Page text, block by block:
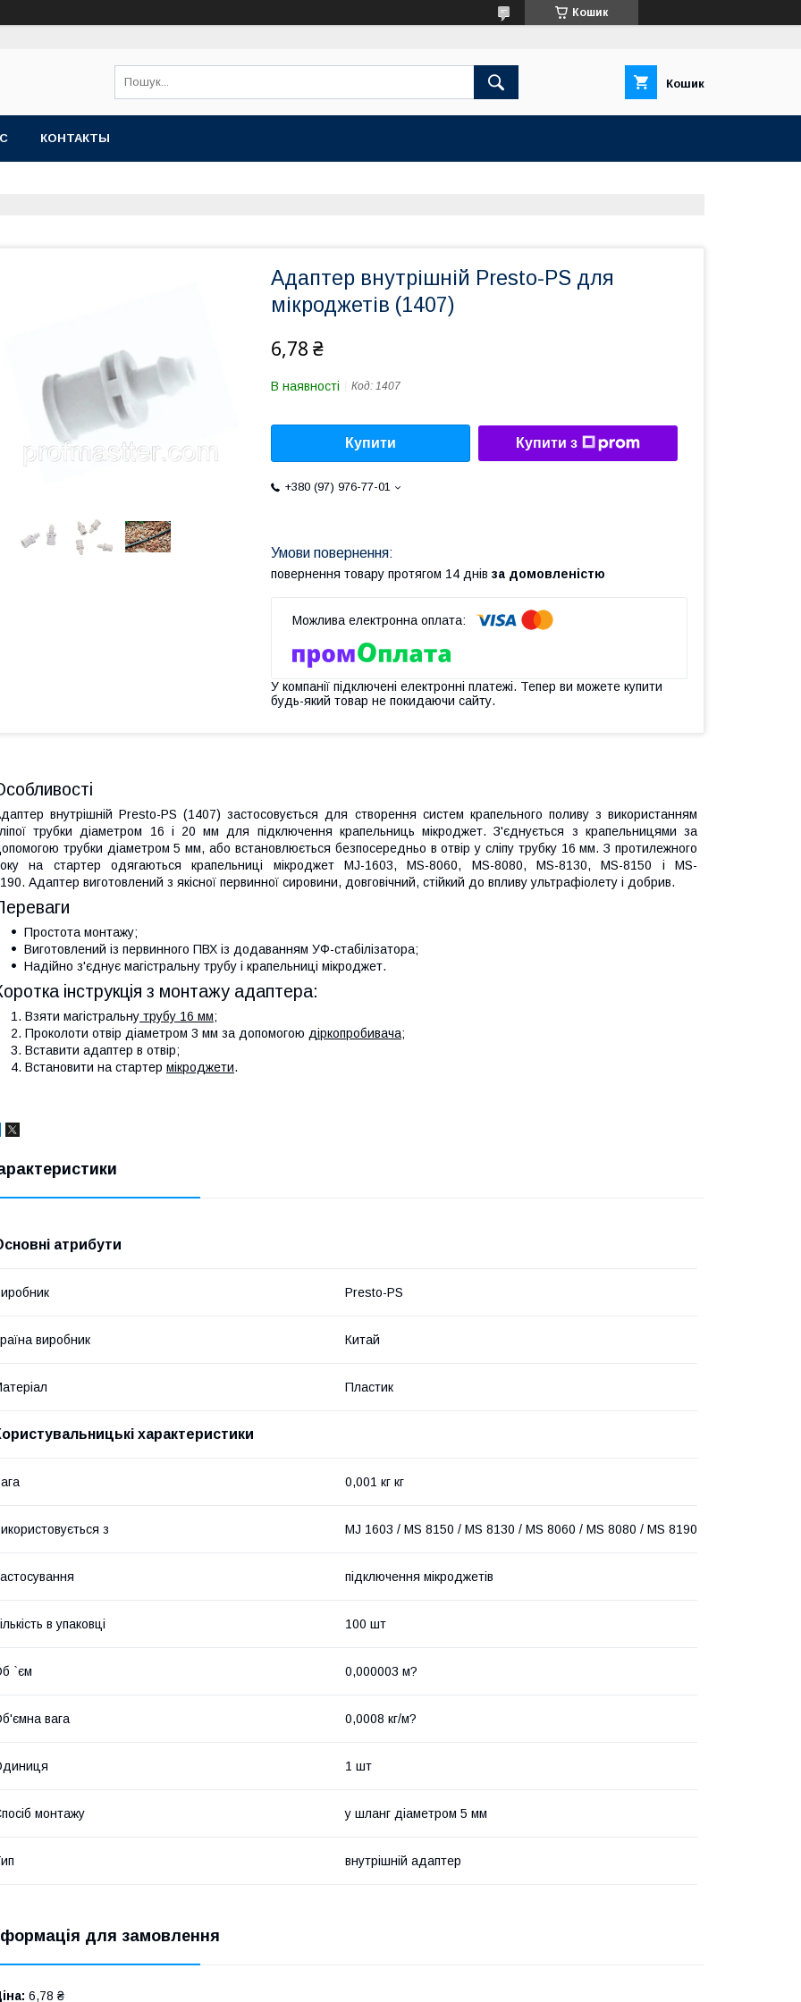
Кошик
Кошик
КОНТАКТЫ
Адаптер внутрішній Presto-PS для
мікроджетів (1407)
6,78 ₴
В наявності Код: 1407
Купити Купити з
+380 (97) 976-77-01
повернення товару протягом 14 днів за домовленістю
У компанії підключені електронні платежі. Тепер ви можете купити
будь-який товар не покидаючи сайту.
внутрішній Presto-PS (1407) застосовується для створення систем крапельного поливу з використанням
трубки діаметром 16 і 20 мм для підключення крапельниць мікроджет. З'єднується з крапельницями за
трубки діаметром 5 мм, або встановлюється безпосередньо в отвір у сліпу трубку 16 мм. З протилежного
на стартер одягаються крапельниці мікроджет MJ-1603, MS-8060, MS-8080, MS-8130, MS-8150 і MS-
Адаптер виготовлений з якісної первинної сировини, довговічний, стійкий до впливу ультрафіолету і добрив.
Простота монтажу;
Виготовлений із первинного ПВХ із додаванням УФ-стабілізатора;
Надійно з'єднує магістральну трубу і крапельниці мікроджет.
інструкція з монтажу адаптера:
Взяти магістральну трубу 16 мм;
Проколоти отвір діаметром 3 мм за допомогою діркопробивача;
Вставити адаптер в отвір;
Встановити на стартер мікроджети.
атрибути
Presto-PS
виробник Китай
Пластик
характеристики
0,001 кг кг
з MJ 1603 / MS 8150 / MS 8130 / MS 8060 / MS 8080 / MS 8190
підключення мікроджетів
в упаковці 100 шт
`єм 0,000003 м?
вага 0,0008 кг/м?
1 шт
монтажу у шланг діаметром 5 мм
внутрішній адаптер
для замовлення
6,78 ₴